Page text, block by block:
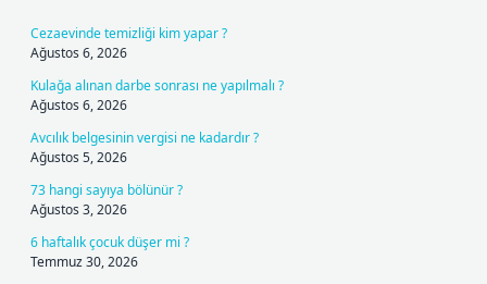
Cezaevinde temizliği kim yapar ?
Ağustos 6, 2026
Kulağa alınan darbe sonrası ne yapılmalı ?
Ağustos 6, 2026
Avcılık belgesinin vergisi ne kadardır ?
Ağustos 5, 2026
73 hangi sayıya bölünür ?
Ağustos 3, 2026
6 haftalık çocuk düşer mi ?
Temmuz 30, 2026